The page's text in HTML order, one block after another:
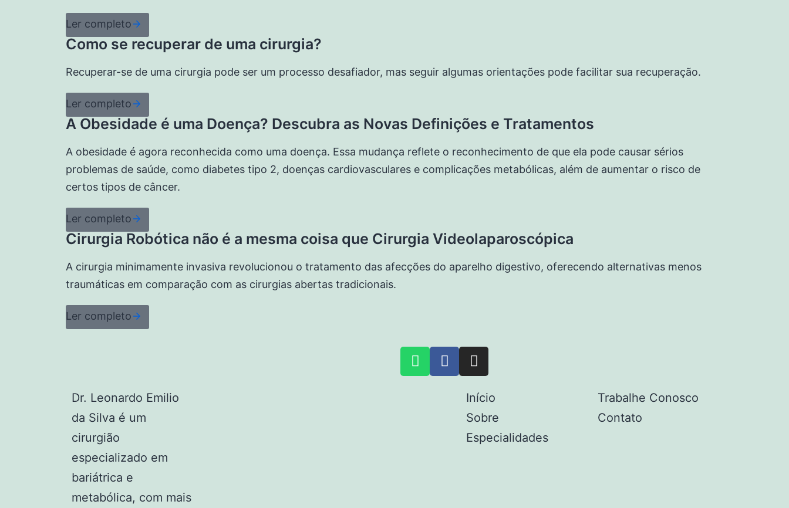
Ler completo
Como se recuperar de uma cirurgia?
Recuperar-se de uma cirurgia pode ser um processo desafiador, mas seguir algumas orientações pode facilitar sua recuperação.
Ler completo
A Obesidade é uma Doença? Descubra as Novas Definições e Tratamentos
A obesidade é agora reconhecida como uma doença. Essa mudança reflete o reconhecimento de que ela pode causar sérios
problemas de saúde, como diabetes tipo 2, doenças cardiovasculares e complicações metabólicas, além de aumentar o risco de
certos tipos de câncer.
Ler completo
Cirurgia Robótica não é a mesma coisa que Cirurgia Videolaparoscópica
A cirurgia minimamente invasiva revolucionou o tratamento das afecções do aparelho digestivo, oferecendo alternativas menos
traumáticas em comparação com as cirurgias abertas tradicionais.
Ler completo
Dr. Leonardo Emilio
da Silva é um
cirurgião
especializado em
bariátrica e
metabólica, com mais
Início
Sobre
Especialidades
Trabalhe Conosco
Contato